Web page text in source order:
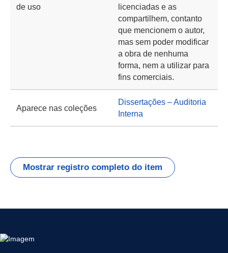
de uso
licenciadas e as
compartilhem, contanto
que mencionem o autor,
mas sem poder modificar
a obra de nenhuma
forma, nem a utilizar para
fins comerciais.
Aparece nas coleções
Dissertações – Auditoria
Interna
Mostrar registro completo do item